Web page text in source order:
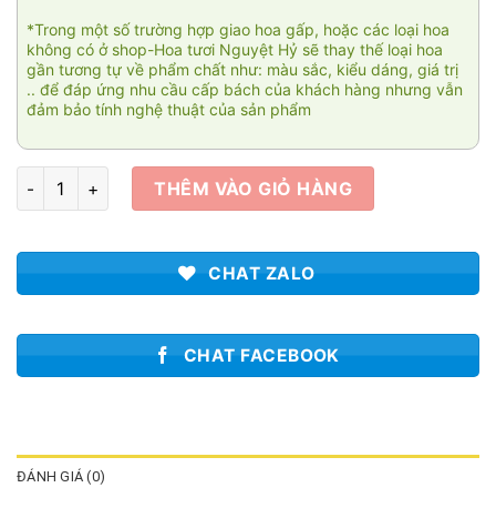
*Trong một số trường hợp giao hoa gấp, hoặc các loại hoa
không có ở shop-Hoa tươi Nguyệt Hỷ sẽ thay thế loại hoa
gần tương tự về phẩm chất như: màu sắc, kiểu dáng, giá trị
.. để đáp ứng nhu cầu cấp bách của khách hàng nhưng vẫn
đảm bảo tính nghệ thuật của sản phẩm
Bó hoa khổng lồ 01 số lượngTHÊM VÀO GIỎ HÀNG
CHAT ZALO
CHAT FACEBOOK
ĐÁNH GIÁ (0)